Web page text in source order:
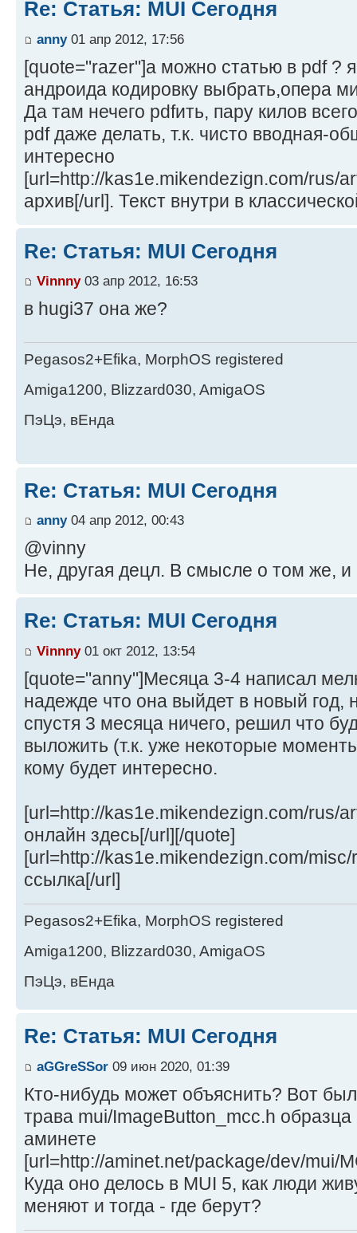
Re: Статья: MUI Сегодня
anny01 апр 2012, 17:56
[quote="razer"]а можно статью в pdf ? я
андроида кодировку выбрать,опера
Да там нечего pdfить, пару килов
pdf даже делать, т.к. чисто вводная-
интересно
[url=http://kas1e.mikendezign.com/rus/
архив[/url]. Текст внутри в
Re: Статья: MUI Сегодня
Vinnny03 апр 2012, 16:53
в hugi37 она же?
Pegasos2+Efika, MorphOS registered
Amiga1200, Blizzard030, AmigaOS
ПэЦэ, вЕнда
Re: Статья: MUI Сегодня
anny04 апр 2012, 00:43
@vinny
Не, другая децл. В смысле о том же, и
Re: Статья: MUI Сегодня
Vinnny01 окт 2012, 13:54
[quote="anny"]Месяца 3-4 написал
надежде что она выйдет в новый год,
спустя 3 месяца ничего, решил что
выложить (т.к. уже некоторые
кому будет интересно.
[url=http://kas1e.mikendezign.com/rus/
онлайн здесь[/url][/quote]
[url=http://kas1e.mikendezign.com/
ссылка[/url]
Pegasos2+Efika, MorphOS registered
Amiga1200, Blizzard030, AmigaOS
ПэЦэ, вЕнда
Re: Статья: MUI Сегодня
aGGreSSor 09 июн 2020, 01:39
Кто-нибудь может объяснить? Вот
трава mui/ImageButton_mcc.h
аминете
[url=http://aminet.net/package/dev/mui/
Куда оно делось в MUI 5, как люди
меняют и тогда - где берут?